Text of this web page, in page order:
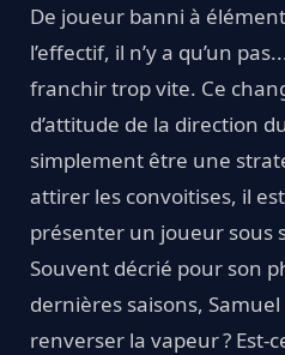
De joueur banni à
l’effectif, il n’y a qu’un
franchir trop vite. Ce
d’attitude de la direction du
simplement être une
attirer les convoitises, il
présenter un joueur sous
Souvent décrié pour son
dernières saisons,
renverser la vapeur ? Est-